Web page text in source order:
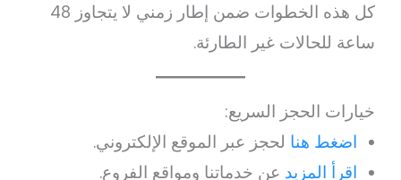
كل هذه الخطوات ضمن إطار زمني لا يتجاوز 48
ساعة للحالات غير الطارئة.
خيارات الحجز السريع:
اضغط هنا لحجز عبر الموقع الإلكتروني.
اقرأ المزيد عن خدماتنا ومواقع الفروع.